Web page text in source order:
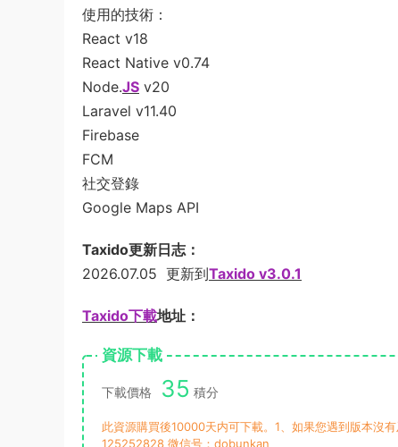
使用的技術：
React v18
React Native v0.74
Node.JS v20
Laravel v11.40
Firebase
FCM
社交登錄
Google Maps API
Taxido更新日志：
2026.07.05 更新到Taxido v3.0.1
Taxido下載地址：
資源下載
下載價格 35 積分
此資源購買後10000天内可下載。1、如果您遇到版本沒
125252828 微信号：dobunkan